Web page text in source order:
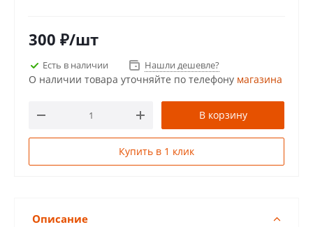
300 ₽/шт
Есть в наличии Нашли дешевле?
О наличии товара уточняйте по телефону магазина
В корзину
Купить в 1 клик
Описание